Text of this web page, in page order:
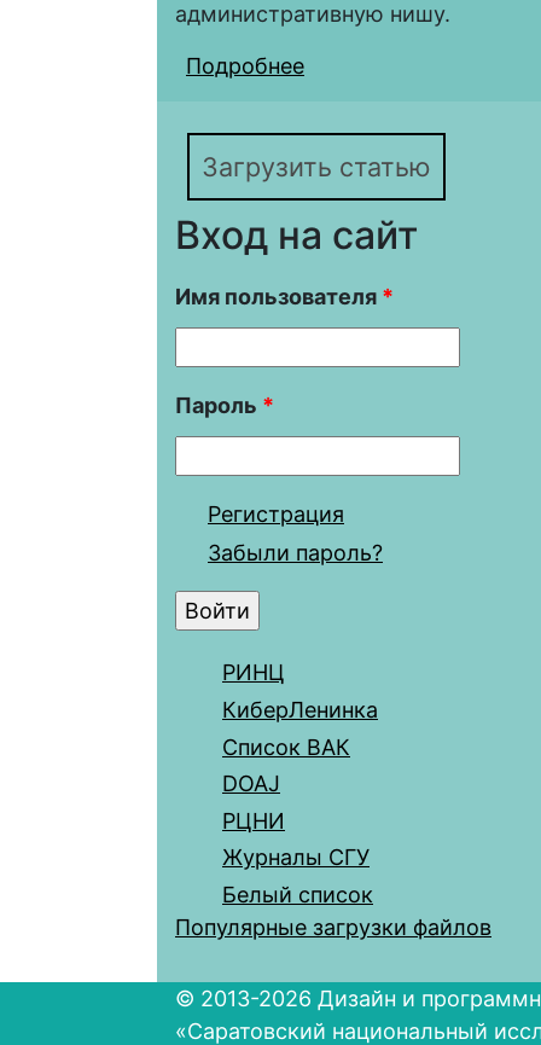
административную нишу.
Подробнее
Загрузить статью
Вход на сайт
Имя пользователя *
Пароль *
Регистрация
Забыли пароль?
РИНЦ
КиберЛенинка
Список ВАК
DOAJ
РЦНИ
Журналы СГУ
Белый список
Популярные загрузки файлов
© 2013-2026 Дизайн и
«Саратовский национальный